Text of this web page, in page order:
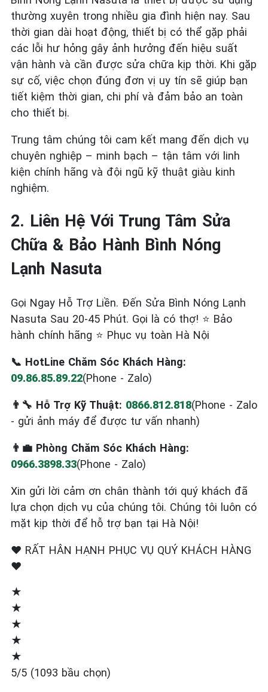
thường xuyên trong nhiều gia đình hiện nay. Sau
thời gian dài hoạt động, thiết bị có thể gặp phải
các lỗi hư hỏng gây ảnh hưởng đến hiệu suất
vận hành và cần được sửa chữa kịp thời. Khi gặp
sự cố, việc chọn đúng đơn vị uy tín sẽ giúp bạn
tiết kiệm thời gian, chi phí và đảm bảo an toàn
cho thiết bị.
Trung tâm chúng tôi cam kết mang đến dịch vụ
chuyên nghiệp – minh bạch – tận tâm với linh
kiện chính hãng và đội ngũ kỹ thuật giàu kinh
nghiệm.
2. Liên Hệ Với Trung Tâm Sửa
Chữa & Bảo Hành Bình Nóng
Lạnh Nasuta
Gọi Ngay Hỗ Trợ Liền. Đến Sửa Bình Nóng Lạnh
Nasuta Sau 20-45 Phút. Gọi là có thợ! ⭐ Bảo
hành chính hãng ⭐ Phục vụ toàn Hà Nội
📞 HotLine Chăm Sóc Khách Hàng:
09.86.85.89.22(Phone - Zalo)
👨‍🔧 Hỗ Trợ Kỹ Thuật: 0866.812.818(Phone - Zalo
- gửi ảnh máy để được tư vấn nhanh)
👨‍💼 Phòng Chăm Sóc Khách Hàng:
0966.3898.33(Phone - Zalo)
Xin gửi lời cảm ơn chân thành tới quý khách đã
lựa chọn dịch vụ của chúng tôi. Chúng tôi luôn có
mặt kịp thời để hỗ trợ bạn tại Hà Nội!
❤️ RẤT HÂN HẠNH PHỤC VỤ QUÝ KHÁCH HÀNG
❤️
★
★
★
★
★
5/5 (1093 bầu chọn)